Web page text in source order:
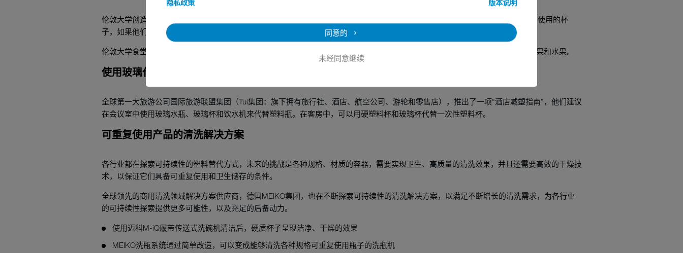
隐私政策 版本说明
同意的
未经同意继续
伦敦大学创造了另一种“循环系统”，他们发布了一份长达30页的“重复使用‘操作’指南”，鼓励学生和教职员工使用可清洗的、可重复使用的杯
子，如果他们选择一次性杯子，可以向他们收取额外的费用。
伦敦大学食堂是零塑料替代方案的试行点，所有饮料都装在非塑料的可持续容器中，学生们可以带着特百惠水杯来买零食，包括坚果和水果。
使用玻璃代替一次性塑料
全球第一大旅游公司国际旅游联盟集团（Tui集团：旗下拥有旅行社、酒店、航空公司、游轮和零售店），推出了一项“酒店减塑指南”，他们建议
在会议室中使用玻璃水瓶、玻璃杯和饮水机来代替塑料瓶。在客房中，可以用硬塑料杯和玻璃杯代替一次性塑料杯。
可重复使用产品的清洗解决方案
各行业都在探索可持续性的塑料替代方式，未来的挑战是各种规格、材质的容器，需要实现卫生、高质量的清洗效果，并且还需要高效的干燥技
术，以保证它们具备可重复使用和卫生储存的条件。
全球领先的商用清洗领域解决方案供应商，德国MEIKO集团，也在不断探索可持续性的清洗解决方案，以满足不断增长的清洗需求，为各行业
的可持续性探索提供更多可能性，以及充足的后备动力。
使用迈科M-iQ履带传送式洗碗机清洁后，硬质杯子呈现洁净、干燥的效果
MEIKO洗瓶系统通过简单改造，可以变成能够清洗各种规格可重复使用瓶子的洗瓶机